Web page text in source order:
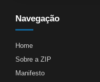
Navegação
Home
Sobre a ZIP
Manifesto